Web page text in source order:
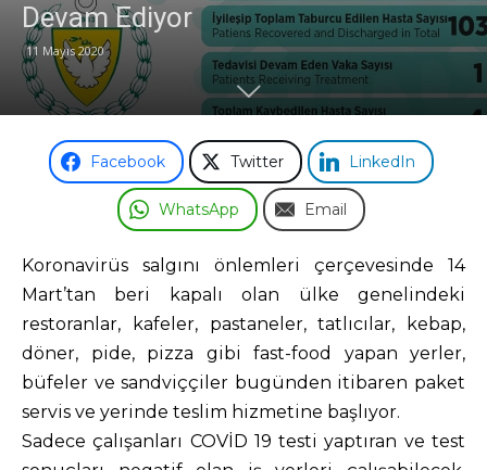
Odası
Devam Ediyor
11 Mayıs 2020
Facebook Twitter LinkedIn
WhatsApp Email
Koronavirüs salgını önlemleri çerçevesinde 14
Mart’tan beri kapalı olan ülke genelindeki
restoranlar, kafeler, pastaneler, tatlıcılar, kebap,
döner, pide, pizza gibi fast-food yapan yerler,
büfeler ve sandviççiler bugünden itibaren paket
servis ve yerinde teslim hizmetine başlıyor.
Sadece çalışanları COVİD 19 testi yaptıran ve test